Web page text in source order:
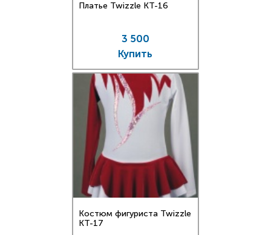
Платье Twizzle КT-16
3 500
Купить
Костюм фигуриста Twizzle
КT-17